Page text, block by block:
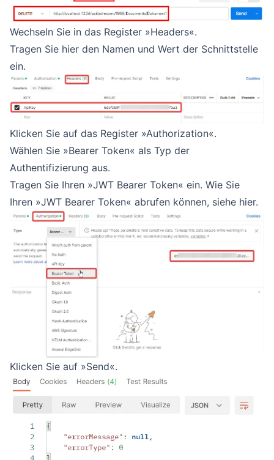
Wechseln Sie in das Register »Headers«.
Tragen Sie hier den Namen und Wert der Schnittstelle
ein.
Klicken Sie auf das Register »Authorization«.
Wählen Sie »Bearer Token« als Typ der
Authentifizierung aus.
Tragen Sie Ihren »JWT Bearer Token« ein. Wie Sie
Ihren »JWT Bearer Token« abrufen können, siehe hier.
Klicken Sie auf »Send«.